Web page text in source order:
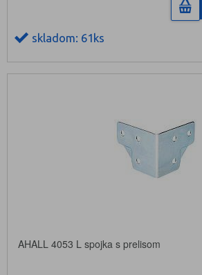
skladom: 61ks
AHALL 4053 L spojka s prelisom